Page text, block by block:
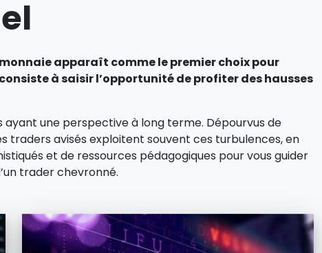
apparaît comme le premier choix pour
à saisir l’opportunité de profiter des hausses
une perspective à long terme. Dépourvus de
traders avisés exploitent souvent ces turbulences, en
et de ressources pédagogiques pour vous guider
trader chevronné.